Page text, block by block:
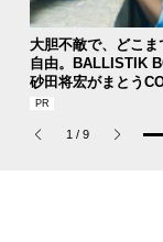
大胆不敵で、どこま
自由。BALLISTIK
砂田将宏がまとう
の新作フレグランス
パルファム」
1 / 9